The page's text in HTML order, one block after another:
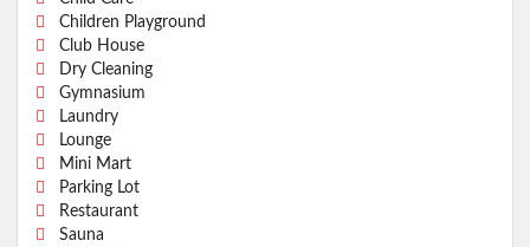
Children Playground
Club House
Dry Cleaning
Gymnasium
Laundry
Lounge
Mini Mart
Parking Lot
Restaurant
Sauna